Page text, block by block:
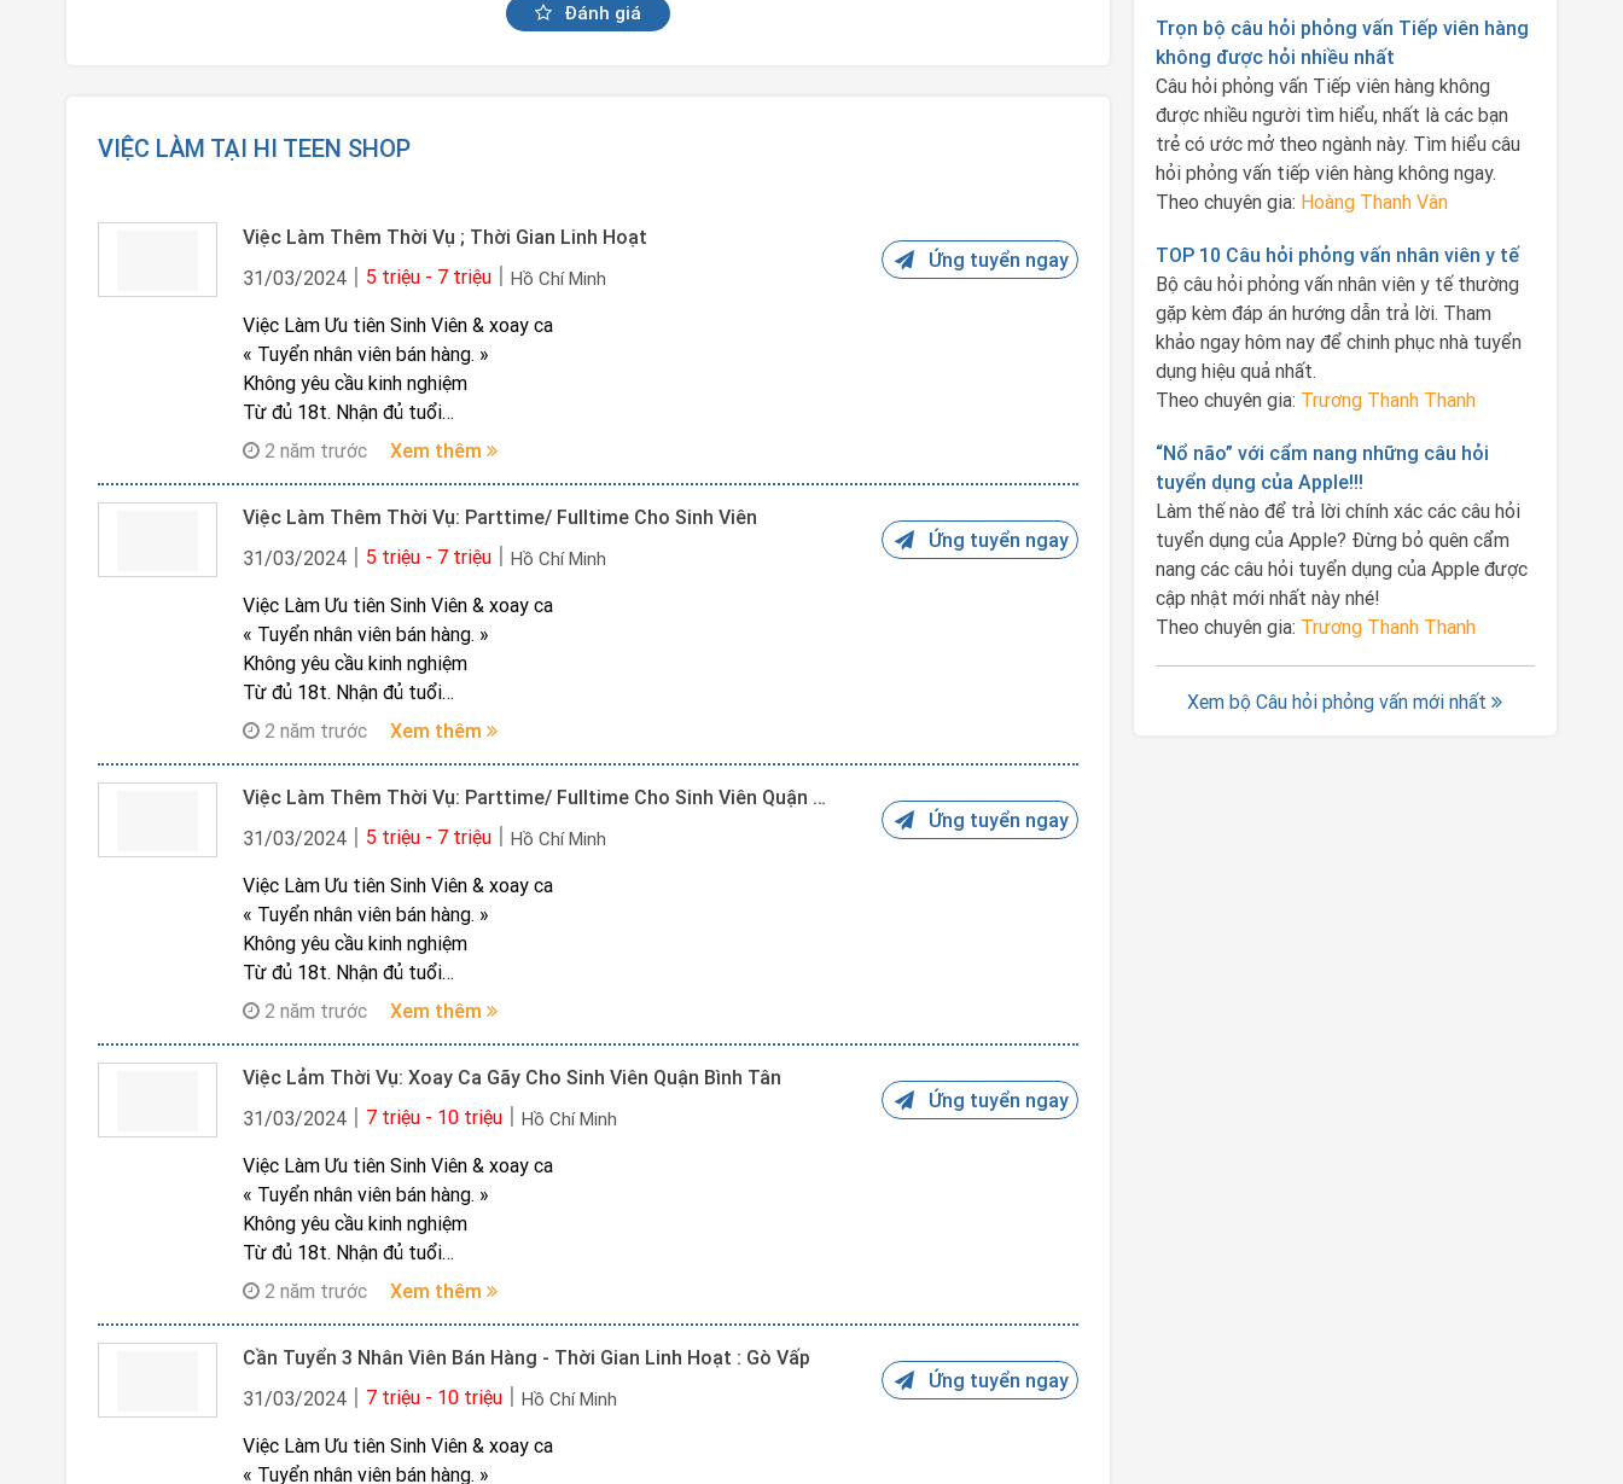
Đánh giá
VIỆC LÀM TẠI HI TEEN SHOP
Việc Làm Thêm Thời Vụ ; Thời Gian Linh Hoạt
31/03/2024
5 triệu - 7 triệu Hồ Chí Minh
Ứng tuyển ngay
Việc Làm Ưu tiên Sinh Viên & xoay ca
« Tuyển nhân viên bán hàng. »
Không yêu cầu kinh nghiệm
Từ đủ 18t. Nhận đủ tuổi
Được đăng kí lịch linh hoạt
Có chí cầu tiến, mong muốn phát triển
Thời gian:
Ca chiều: 13h ~ 17h
Lương:
Parttime: 4 triệu/ tháng
Fulltime: 8 triệu/ tháng
Không phí. Không đồng phục. Không giữ chỗ.
Ai nghiêm túc ib zalo hoặc liên hệ:
*********hoặc *********chị Vĩ Hạ
2 năm trước Xem thêm
Việc Làm Thêm Thời Vụ: Parttime/ Fulltime Cho Sinh Viên
31/03/2024
5 triệu - 7 triệu Hồ Chí Minh
Ứng tuyển ngay
Việc Làm Ưu tiên Sinh Viên & xoay ca
« Tuyển nhân viên bán hàng. »
Không yêu cầu kinh nghiệm
Từ đủ 18t. Nhận đủ tuổi
Được đăng kí lịch linh hoạt
Có chí cầu tiến, mong muốn phát triển
Thời gian:
Ca chiều: 13h ~ 17h
Lương:
Parttime: 4 triệu/ tháng
Fulltime: 8 triệu/ tháng
Không phí. Không đồng phục. Không giữ chỗ.
Ai nghiêm túc ib zalo hoặc liên hệ:
*********hoặc *********chị Vĩ Hạ
2 năm trước Xem thêm
Việc Làm Thêm Thời Vụ: Parttime/ Fulltime Cho Sinh Viên Quận 12
31/03/2024
5 triệu - 7 triệu Hồ Chí Minh
Ứng tuyển ngay
Việc Làm Ưu tiên Sinh Viên & xoay ca
« Tuyển nhân viên bán hàng. »
Không yêu cầu kinh nghiệm
Từ đủ 18t. Nhận đủ tuổi
Được đăng kí lịch linh hoạt
Có chí cầu tiến, mong muốn phát triển
Thời gian:
Ca chiều: 13h ~ 17h
Lương:
Parttime: 4 triệu/ tháng
Fulltime: 8 triệu/ tháng
Không phí. Không đồng phục. Không giữ chỗ.
Ai nghiêm túc ib zalo hoặc liên hệ:
*********hoặc *********chị Vĩ Hạ
2 năm trước Xem thêm
Việc Lảm Thời Vụ: Xoay Ca Gãy Cho Sinh Viên Quận Bình Tân
31/03/2024
7 triệu - 10 triệu Hồ Chí Minh
Ứng tuyển ngay
Việc Làm Ưu tiên Sinh Viên & xoay ca
« Tuyển nhân viên bán hàng. »
Không yêu cầu kinh nghiệm
Từ đủ 18t. Nhận đủ tuổi
Được đăng kí lịch linh hoạt
Có chí cầu tiến, mong muốn phát triển
Thời gian:
Ca chiều: 13h ~ 17h
2 năm trước Xem thêm
Cần Tuyển 3 Nhân Viên Bán Hàng - Thời Gian Linh Hoạt : Gò Vấp
31/03/2024
7 triệu - 10 triệu Hồ Chí Minh
Ứng tuyển ngay
Việc Làm Ưu tiên Sinh Viên & xoay ca
« Tuyển nhân viên bán hàng. »
Trọn bộ câu hỏi phỏng vấn Tiếp viên hàng
không được hỏi nhiều nhất
Câu hỏi phỏng vấn Tiếp viên hàng không
được nhiều người tìm hiểu, nhất là các bạn
trẻ có ước mở theo ngành này. Tìm hiểu câu
hỏi phỏng vấn tiếp viên hàng không ngay.
Theo chuyên gia: Hoàng Thanh Vân
TOP 10 Câu hỏi phỏng vấn nhân viên y tế
Bộ câu hỏi phỏng vấn nhân viên y tế thường
gặp kèm đáp án hướng dẫn trả lời. Tham
khảo ngay hôm nay để chinh phục nhà tuyển
dụng hiệu quả nhất.
Theo chuyên gia: Trương Thanh Thanh
“Nổ não” với cẩm nang những câu hỏi
tuyển dụng của Apple!!!
Làm thế nào để trả lời chính xác các câu hỏi
tuyển dụng của Apple? Đừng bỏ quên cẩm
nang các câu hỏi tuyển dụng của Apple được
cập nhật mới nhất này nhé!
Theo chuyên gia: Trương Thanh Thanh
Xem bộ Câu hỏi phỏng vấn mới nhất